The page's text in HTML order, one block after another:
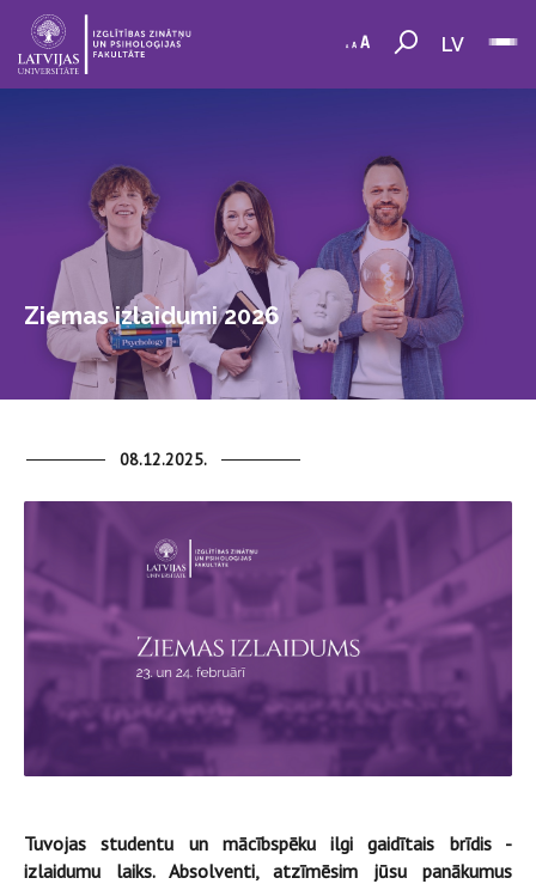
LV
Ziemas izlaidumi 2026
08.12.2025.
Tuvojas studentu un mācībspēku ilgi gaidītais brīdis -
izlaidumu laiks. Absolventi, atzīmēsim jūsu panākumus